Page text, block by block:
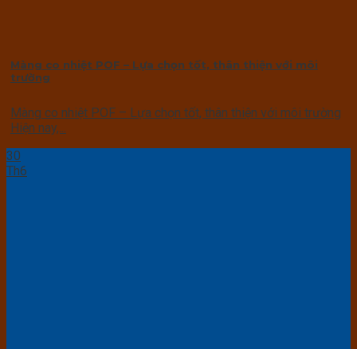
Màng co nhiệt POF – Lựa chọn tốt, thân thiện với môi
trường
Màng co nhiệt POF – Lựa chọn tốt, thân thiện với môi trường
Hiện nay,...
30
Th6